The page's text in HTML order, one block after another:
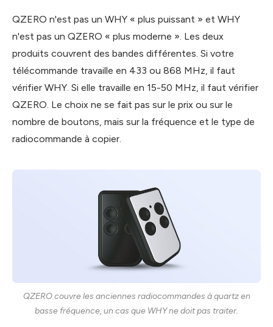
QZERO n'est pas un WHY « plus puissant » et WHY
n'est pas un QZERO « plus moderne ». Les deux
produits couvrent des bandes différentes. Si votre
télécommande travaille en 433 ou 868 MHz, il faut
vérifier WHY. Si elle travaille en 15-50 MHz, il faut vérifier
QZERO. Le choix ne se fait pas sur le prix ou sur le
nombre de boutons, mais sur la fréquence et le type de
radiocommande à copier.
QZERO couvre les anciennes radiocommandes à quartz en
basse fréquence, un cas que WHY ne doit pas traiter.